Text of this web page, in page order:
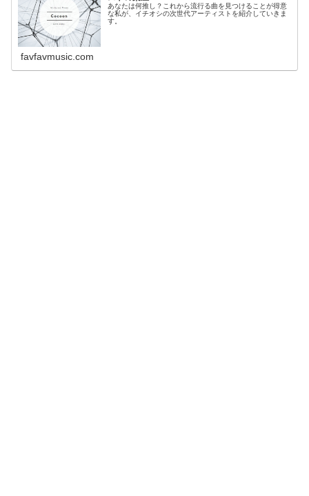
あなたは何推し？これから流行る曲を見つけることが得意
な私が、イチオシの次世代アーティストを紹介していきま
す。
favfavmusic.com